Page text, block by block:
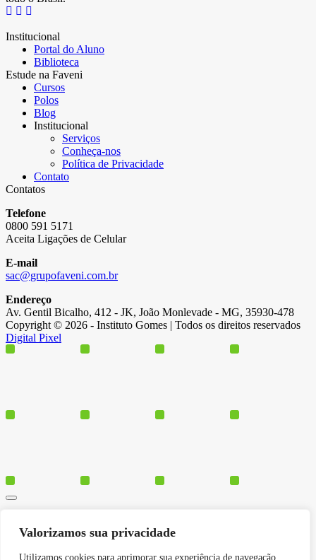
Valorizamos sua privacidade
Utilizamos cookies para aprimorar sua experiência de navegação,
Institucional
Portal do Aluno
Biblioteca
Estude na Faveni
Cursos
Polos
Blog
Institucional
Serviços
Conheça-nos
Política de Privacidade
Contato
Contatos
Telefone
0800 591 5171
Aceita Ligações de Celular
E-mail
sac@grupofaveni.com.br
Endereço
Av. Gentil Bicalho, 412 - JK, João Monlevade - MG, 35930-478
Copyright © 2026 - Instituto Gomes | Todos os direitos reservados
Digital Pixel
Polos